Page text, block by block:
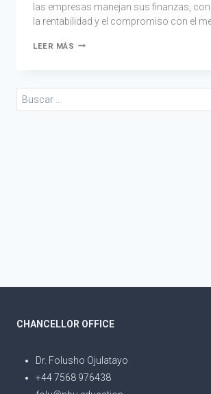
las empresas manejan sus finanzas,
la rentabilidad y el compromiso con el
LEER MÁS
CHANCELLOR OFFICE
Dr. Folusho Ojulatayo
+44 7568 976438